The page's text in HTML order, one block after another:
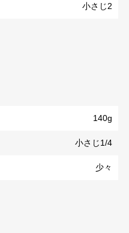
小さじ2
140g
小さじ1/4
少々